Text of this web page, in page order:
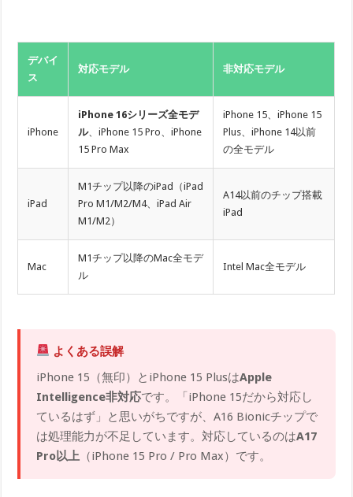
デバイ
ス
対応モデル 非対応モデル
iPhone
iPhone 16シリーズ全モデ
ル、iPhone 15 Pro、iPhone
15 Pro Max
iPhone 15、iPhone 15
Plus、iPhone 14以前
の全モデル
iPad
M1チップ以降のiPad（iPad
Pro M1/M2/M4、iPad Air
M1/M2）
A14以前のチップ搭載
iPad
Mac
M1チップ以降のMac全モデ
ル
Intel Mac全モデル
よくある誤解
iPhone 15（無印）とiPhone 15 PlusはApple
Intelligence非対応です。「iPhone 15だから対応し
ているはず」と思いがちですが、A16 Bionicチップで
は処理能力が不足しています。対応しているのはA17
Pro以上 （iPhone 15 Pro / Pro Max）です。